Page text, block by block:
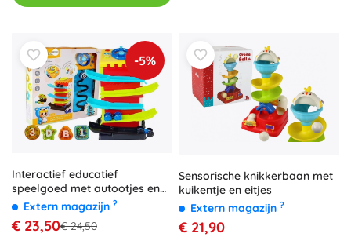
-5%
Interactief educatief
speelgoed met autootjes en
geluids- en lichteffecten
Extern magazijn ?
€ 23,50€ 24,50
Sensorische knikkerbaan met
kuikentje en eitjes
Extern magazijn ?
€ 21,90